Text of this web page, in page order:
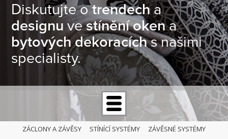
Diskutujte otrendecha
designuvestínění okena
bytových dekoracíchs našimi
specialisty.
ZÁCLONY A ZÁVĚSY STÍNÍCÍ SYSTÉMY
ZÁVĚSNÉ SYSTÉMY